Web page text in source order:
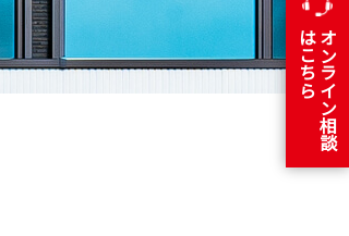
オンライン相談
はこちら